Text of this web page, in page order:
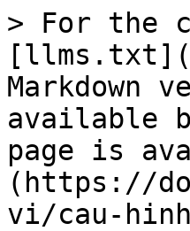
> For the
Markdown
available
page is
(https://
vi/cau-